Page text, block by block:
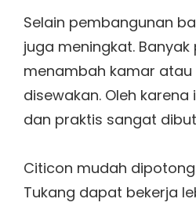
Selain pembangunan
juga meningkat.
menambah kamar atau
disewakan. Oleh
dan praktis sangat
Citicon mudah
Tukang dapat bekerja